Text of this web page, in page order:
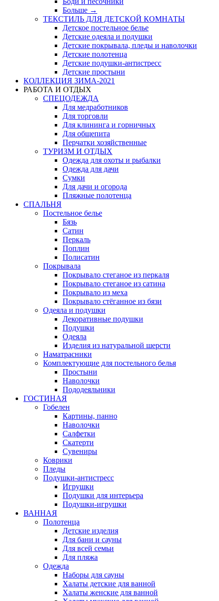
Больше →
ТЕКСТИЛЬ ДЛЯ ДЕТСКОЙ КОМНАТЫ
Детское постельное белье
Детские одеяла и подушки
Детские покрывала, пледы и наволочки
Детские полотенца
Детские подушки-антистресс
Детские простыни
КОЛЛЕКЦИЯ ЗИМА-2021
РАБОТА И ОТДЫХ
СПЕЦОДЕЖДА
Для медработников
Для торговли
Для клининга и горничных
Для общепита
Перчатки хозяйственные
ТУРИЗМ И ОТДЫХ
Одежда для охоты и рыбалки
Одежда для дачи
Сумки
Для дачи и огорода
Пляжные полотенца
СПАЛЬНЯ
Постельное белье
Бязь
Сатин
Перкаль
Поплин
Полисатин
Покрывала
Покрывало стеганое из перкаля
Покрывало стеганое из сатина
Покрывало из меха
Покрывало стёганное из бязи
Одеяла и подушки
Декоративные подушки
Подушки
Одеяла
Изделия из натуральной шерсти
Наматраcники
Комплектующие для постельного белья
Простыни
Наволочки
Пододеяльники
ГОСТИНАЯ
Гобелен
Картины, панно
Наволочки
Салфетки
Скатерти
Сувениры
Коврики
Пледы
Подушки-антистресс
Игрушки
Подушки для интерьера
Подушки-игрушки
ВАННАЯ
Полотенца
Детские изделия
Для бани и сауны
Для всей семьи
Для пляжа
Одежда
Наборы для сауны
Халаты детские для ванной
Халаты женские для ванной